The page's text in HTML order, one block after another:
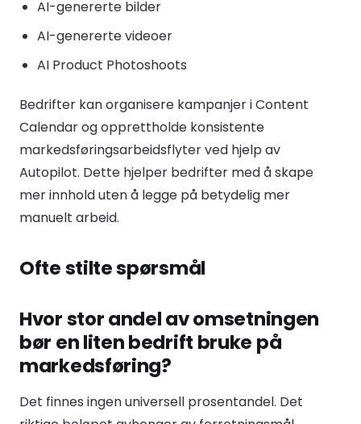
AI-genererte bilder
AI-genererte videoer
AI Product Photoshoots
Bedrifter kan organisere kampanjer i Content
Calendar og opprettholde konsistente
markedsføringsarbeidsflyter ved hjelp av
Autopilot. Dette hjelper bedrifter med å skape
mer innhold uten å legge på betydelig mer
manuelt arbeid.
Ofte stilte spørsmål
Hvor stor andel av omsetningen
bør en liten bedrift bruke på
markedsføring?
Det finnes ingen universell prosentandel. Det